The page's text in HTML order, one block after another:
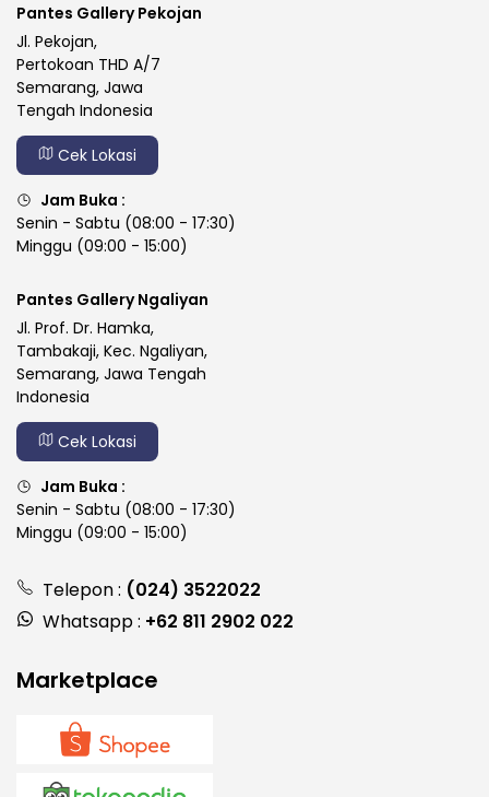
Pantes Gallery Pekojan
Jl. Pekojan,
Pertokoan THD A/7
Semarang, Jawa
Tengah Indonesia
Cek Lokasi
Jam Buka :
Senin - Sabtu (08:00 - 17:30)
Minggu (09:00 - 15:00)
Pantes Gallery Ngaliyan
Jl. Prof. Dr. Hamka,
Tambakaji, Kec. Ngaliyan,
Semarang, Jawa Tengah
Indonesia
Cek Lokasi
Jam Buka :
Senin - Sabtu (08:00 - 17:30)
Minggu (09:00 - 15:00)
Telepon : (024) 3522022
Whatsapp : +62 811 2902 022
Marketplace